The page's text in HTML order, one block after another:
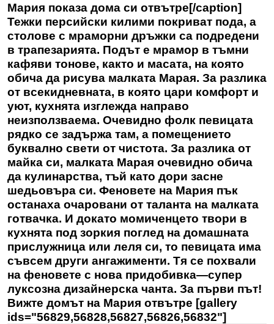
Мария показа дома си отвътре[/caption]
Тежки персийски килими покриват пода, а
столове с мраморни дръжки са подредени
в трапезарията. Подът е мрамор в тъмни
кафяви тонове, както и масата, на която
обича да рисува малката Марая. За разлика
от всекидневната, в която цари комфорт и
уют, кухнята изглежда направо
неизползваема. Очевидно фолк певицата
рядко се задържа там, а помещението
буквално свети от чистота. За разлика от
майка си, малката Марая очевидно обича
да кулинарства, тъй като дори засне
шедьовъра си. Феновете на Мария пък
останаха очаровани от таланта на малката
готвачка. И докато момиченцето твори в
кухнята под зоркия поглед на домашната
прислужница или леля си, то певицата има
съвсем други ангажименти. Тя се похвали
на феновете с нова придобивка—супер
луксозна дизайнерска чанта. За първи път!
Вижте домът на Мария отвътре [gallery
ids="56829,56828,56827,56826,56832"]